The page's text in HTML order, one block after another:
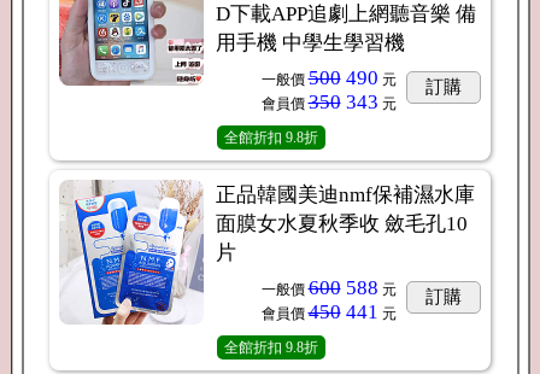
D下載APP追劇上網聽音樂 備
用手機 中學生學習機
一般價 500490 元
會員價 350343 元
訂購
全館折扣 9.8折
正品韓國美迪nmf保補濕水庫
面膜女水夏秋季收 斂毛孔10
片
一般價 600588 元
會員價 450441 元
訂購
全館折扣 9.8折